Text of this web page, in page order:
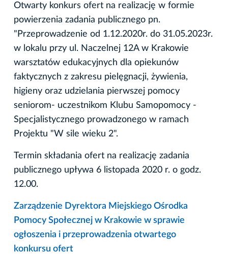
Otwarty konkurs ofert na realizację w formie
powierzenia zadania publicznego pn.
"Przeprowadzenie od 1.12.2020r. do 31.05.2023r.
w lokalu przy ul. Naczelnej 12A w Krakowie
warsztatów edukacyjnych dla opiekunów
faktycznych z zakresu pielęgnacji, żywienia,
higieny oraz udzielania pierwszej pomocy
seniorom- uczestnikom Klubu Samopomocy -
Specjalistycznego prowadzonego w ramach
Projektu "W sile wieku 2".
Termin składania ofert na realizację zadania
publicznego upływa 6 listopada 2020 r. o godz.
12.00.
Zarządzenie Dyrektora Miejskiego Ośrodka
Pomocy Społecznej w Krakowie w sprawie
ogłoszenia i przeprowadzenia otwartego
konkursu ofert